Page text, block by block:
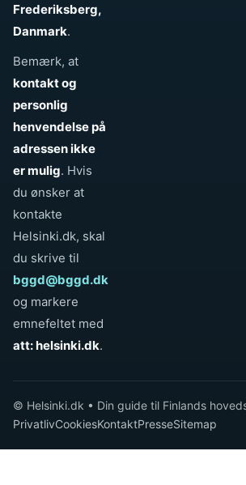
Frederiksberg,
Danmark.
Bemærk, at
kontakt og
personlig
henvendelse på
adressen ikke
er mulig. Hvis
du ønsker at
kontakte
Helsinki.dk, skal
du skrive til
bggd@bggd.dk
og markere
emnefeltet med
att: helsinki.dk.
© Helsinki.dk • Din guide til Finlands
PrivatlivCookiesKontaktPresseSitemap